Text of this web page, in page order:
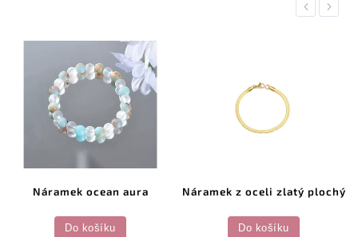
Previous
Náramek ocean aura
Do košíku
Náramek z oceli zlatý plochý
Do košíku
Next